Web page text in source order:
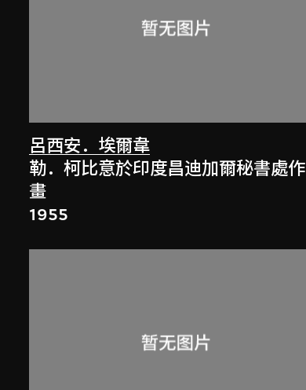
呂西安．埃爾韋
勒．柯比意於印度昌迪加爾秘書處作
畫
1955